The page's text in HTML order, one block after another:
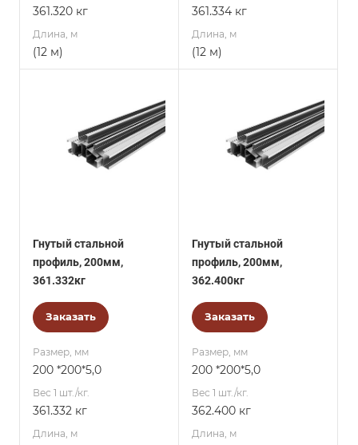
361.320 кг
Длина, м
(12 м)
361.334 кг
Длина, м
(12 м)
Гнутый стальной
профиль, 200мм,
361.332кг
Заказать
Размер, мм
200 *200*5,0
Вес 1 шт./кг.
361.332 кг
Длина, м
Гнутый стальной
профиль, 200мм,
362.400кг
Заказать
Размер, мм
200 *200*5,0
Вес 1 шт./кг.
362.400 кг
Длина, м